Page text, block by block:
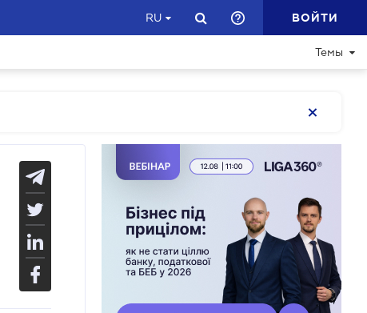
RU ВОЙТИ
Темы